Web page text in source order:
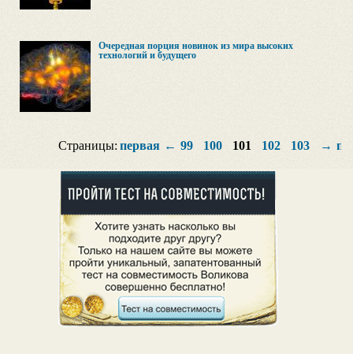
Очередная порция новинок из мира высоких
технологий и будущего
Страницы: первая ← 99 100 101 102 103 →